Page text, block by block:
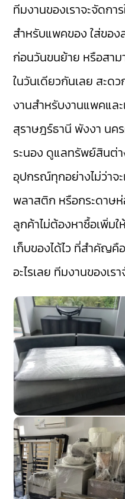
ทีมงานของเราจะจัดกา
สำหรับแพคของ ใส่ขอ
ก่อนวันขนย้าย หรือสาม
ในวันเดียวกันเลย สะด
งานสำหรับงานแพคแล
สุราษฎร์ธานี พังงา นค
ระนอง ดูแลทรัพย์สินต่
อุปกรณ์ทุกอย่างไม่ว่าจ
พลาสติก หรือกระดาษห่
ลูกค้าไม่ต้องหาซื้อเพิ่ม
เก็บของได้ไว ที่สำคัญ
อะไรเลย ทีมงานของเ